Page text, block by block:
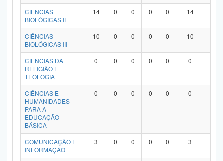
CIÊNCIAS
BIOLÓGICAS II
14 0 0 0 0 14
CIÊNCIAS
BIOLÓGICAS III
10 0 0 0 0 10
CIÊNCIAS DA
RELIGIÃO E
TEOLOGIA
0 0 0 0 0 0
CIÊNCIAS E
HUMANIDADES
PARA A
EDUCAÇÃO
BÁSICA
0 0 0 0 0 0
COMUNICAÇÃO E
INFORMAÇÃO
3 0 0 0 0 3